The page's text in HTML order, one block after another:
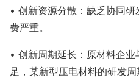
• 创新资源分散：缺乏协同
费严重。
• 创新周期延长：原材料企
足，某新型压电材料的研发